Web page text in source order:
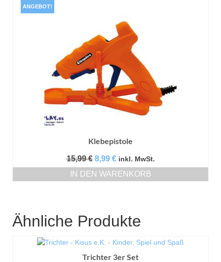
ANGEBOT!
Klebepistole
15,99€ Ursprünglicher
Preis
war:
8,99 €Aktueller
Preis
ist:
inkl. MwSt.
IN DEN WARENKORB
Ähnliche Produkte
Trichter 3er Set